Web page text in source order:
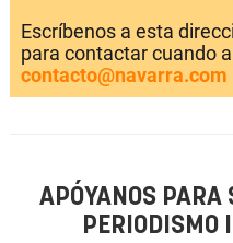
Escríbenos a esta
para contactar cuando
contacto@navarra.com
APÓYANOS PARA
PERIODISMO